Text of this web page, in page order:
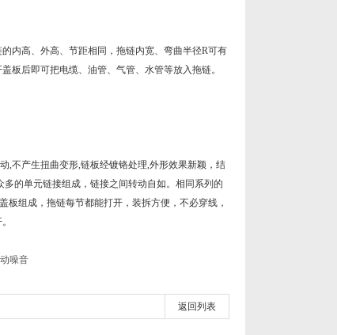
内高、外高、节距相同，拖链内宽、弯曲半径R可有
板后即可把电缆、油管、气管、水管等放入拖链。
,不产生扭曲变形,链板经镀铬处理,外形效果新颖，结
的单元链接组成，链接之间转动自如。相同系列的
组成，拖链每节都能打开，装拆方便，不必穿线，
噪音
返回列表